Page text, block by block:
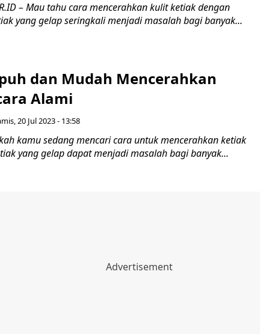
– Mau tahu cara mencerahkan kulit ketiak dengan
yang gelap seringkali menjadi masalah bagi banyak...
dan Mudah Mencerahkan
Alami
20 Jul 2023 - 13:58
kamu sedang mencari cara untuk mencerahkan ketiak
yang gelap dapat menjadi masalah bagi banyak...